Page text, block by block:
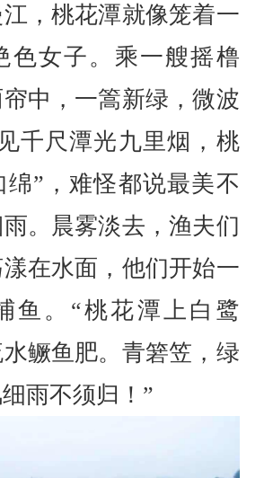
，桃花潭就像笼着一
色女子。乘一艘摇橹
中，一篙新绿，微波
千尺潭光九里烟，桃
”，难怪都说最美不
。晨雾淡去，渔夫们
在水面，他们开始一
鱼。“桃花潭上白鹭
鳜鱼肥。青箬笠，绿
雨不须归！”